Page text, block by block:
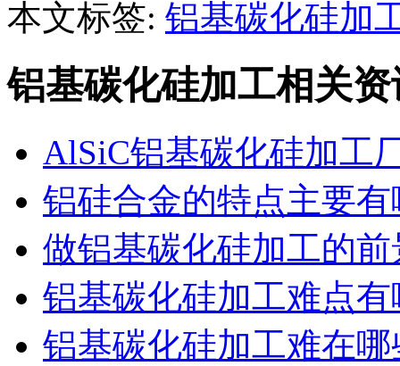
本文标签: 铝基碳化硅加
铝基碳化硅加工相关资
AlSiC铝基碳化硅加工
铝硅合金的特点主要有
做铝基碳化硅加工的前
铝基碳化硅加工难点有
铝基碳化硅加工难在